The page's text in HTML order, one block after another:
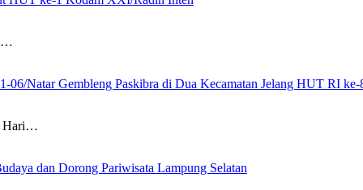
06/Natar Gembleng Paskibra di Dua Kecamatan Jelang HUT RI ke-
Hari…
dan Dorong Pariwisata Lampung Selatan